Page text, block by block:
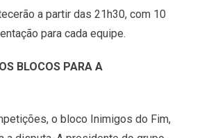
a partir das 21h30, com 10
para cada equipe.
BLOCOS PARA A
o bloco Inimigos do Fim,